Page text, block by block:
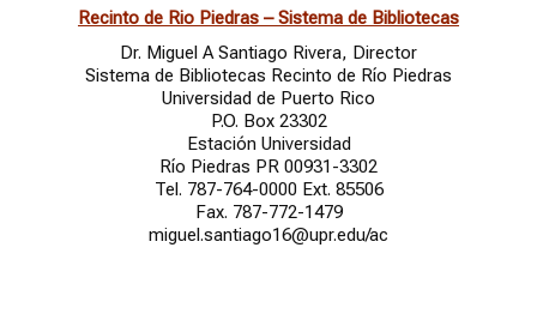
Recinto de Rio Piedras – Sistema de Bibliotecas
Dr. Miguel A Santiago Rivera, Director
Sistema de Bibliotecas Recinto de Río Piedras
Universidad de Puerto Rico
P.O. Box 23302
Estación Universidad
Río Piedras PR 00931-3302
Tel. 787-764-0000 Ext. 85506
Fax. 787-772-1479
miguel.santiago16@upr.edu/ac